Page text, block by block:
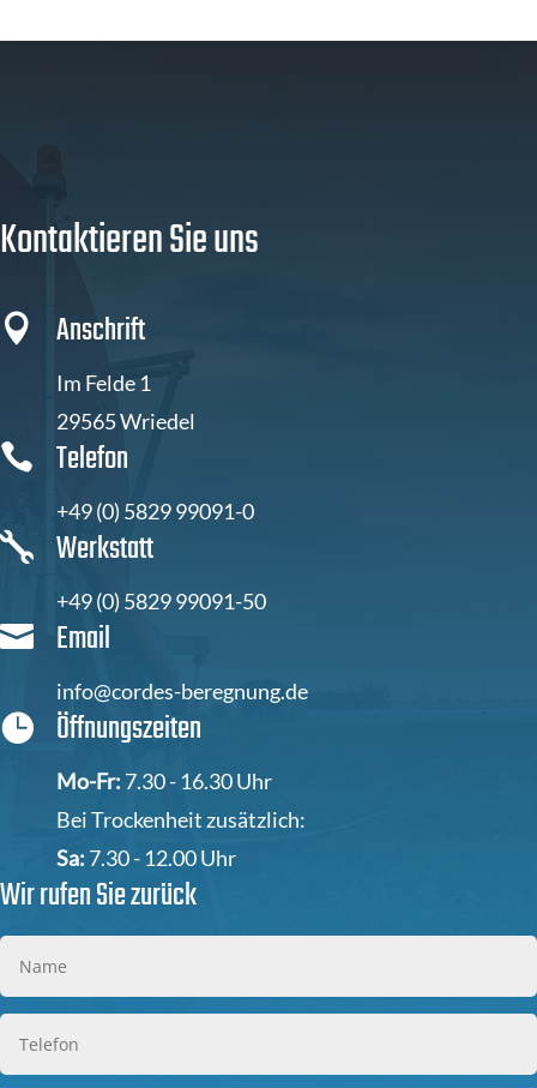
Kontaktieren Sie uns
 Anschrift
Im Felde 1
29565 Wriedel
 Telefon
+49 (0) 5829 99091-0
 Werkstatt
+49 (0) 5829 99091-50
 Email
info@cordes-beregnung.de
 Öffnungszeiten
Mo-Fr: 7.30 - 16.30 Uhr
Bei Trockenheit zusätzlich:
Sa: 7.30 - 12.00 Uhr
Wir rufen Sie zurück